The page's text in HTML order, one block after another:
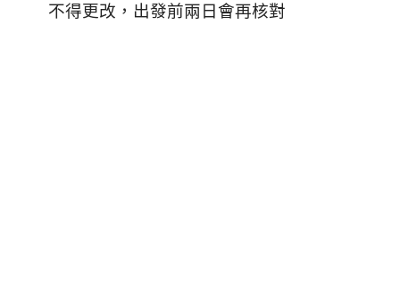
不得更改，出發前兩日會再核對